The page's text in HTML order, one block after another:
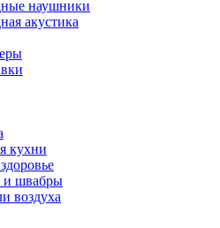
наушники
акустика
кухни
и швабры
воздуха